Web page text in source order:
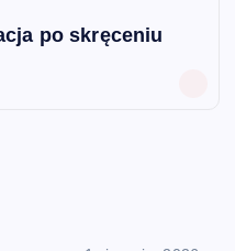
po skręceniu